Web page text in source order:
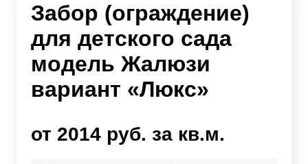
Забор (ограждение)
для детского сада
модель Жалюзи
вариант «Люкс»
от 2014 руб. за кв.м.